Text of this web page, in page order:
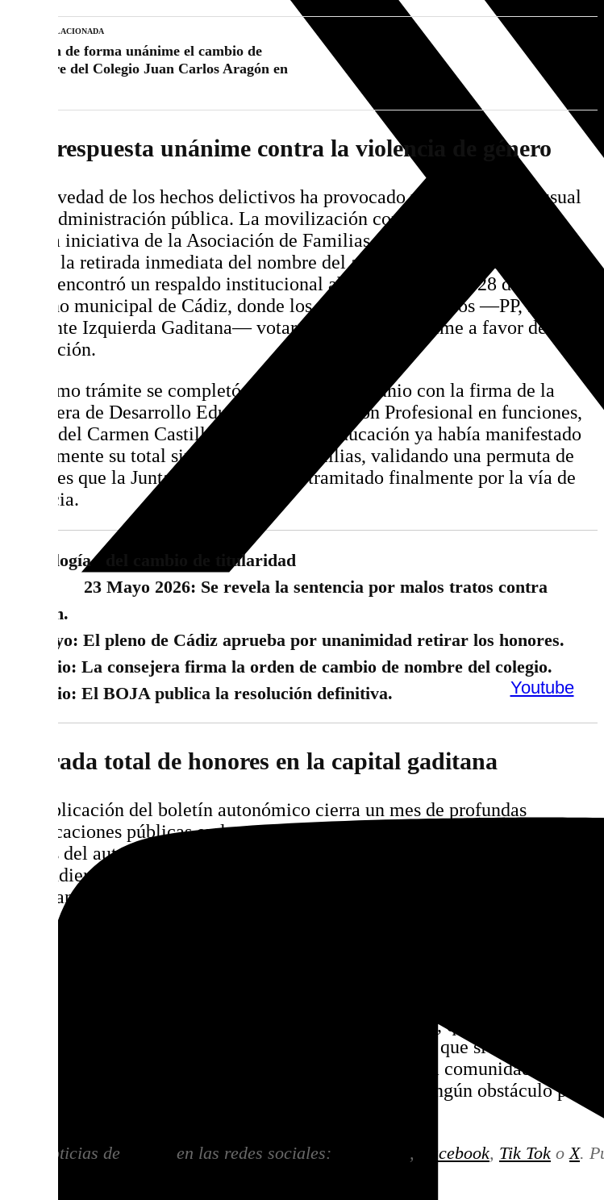
Youtube
NOTICIA RELACIONADA
Avalan de forma unánime el cambio de
nombre del Colegio Juan Carlos Aragón en
Una respuesta unánime contra la violencia de género
La gravedad de los hechos delictivos ha provocado una velocidad inusual
en la administración pública. La movilización comenzó en las propias
aulas a iniciativa de la Asociación de Familias del Alumnado (AFA), que
exigió la retirada inmediata del nombre del autor gaditano. Esta propuesta
social encontró un respaldo institucional absoluto el pasado 28 de mayo en
el pleno municipal de Cádiz, donde los tres grupos políticos —PP, PSOE y
Adelante Izquierda Gaditana— votaron de forma unánime a favor de la
sustitución.
El último trámite se completó el pasado 23 de junio con la firma de la
consejera de Desarrollo Educativo y Formación Profesional en funciones,
María del Carmen Castillo. La titular de Educación ya había manifestado
previamente su total sintonía con las familias, validando una permuta de
nombres que la Junta de Andalucía ha tramitado finalmente por la vía de
urgencia.
Cronología del cambio de titularidad
23 Mayo 2026: Se revela la sentencia por malos tratos contra
Aragón.
28 Mayo: El pleno de Cádiz aprueba por unanimidad retirar los honores.
23 Junio: La consejera firma la orden de cambio de nombre del colegio.
29 Junio: El BOJA publica la resolución definitiva.
Retirada total de honores en la capital gaditana
La publicación del boletín autonómico cierra un mes de profundas
rectificaciones públicas en la capital gaditana. Tras revelarse el historial de
abusos del autor hacia su expareja, el consistorio reaccionó de inmediato
suspendiendo el gran homenaje central que se iba a realizar a las puertas
del Gran Teatro Falla. De igual forma, el gobierno local canceló la
colocación de la estrella conmemorativa que iba a lucir en el suelo de la
prefería recuperar la antigua denominación del colegio, que originalmente
se llamaba «Andalucía». Sin embargo, la Junta asumió que si la figura de
Adela del Moral contaba con el respaldo unánime de la comunidad
educativa, la administración autonómica no pondría ningún obstáculo para
Más noticias de en las redes sociales: , Facebook, Tik Tok o X.